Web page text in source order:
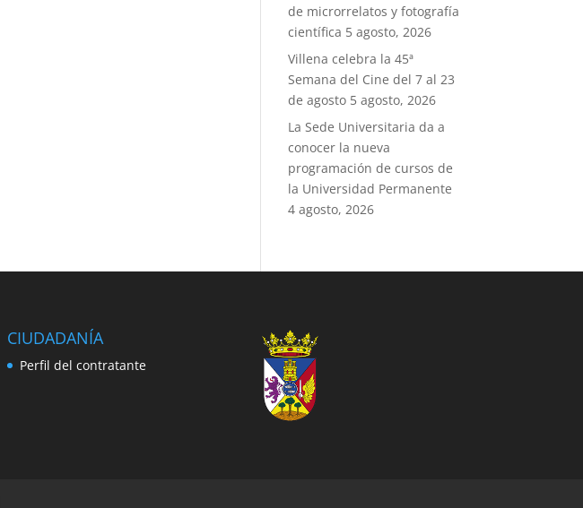
de microrrelatos y fotografía
científica 5 agosto, 2026
Villena celebra la 45ª
Semana del Cine del 7 al 23
de agosto 5 agosto, 2026
La Sede Universitaria da a
conocer la nueva
programación de cursos de
la Universidad Permanente
4 agosto, 2026
CIUDADANÍA
Perfil del contratante